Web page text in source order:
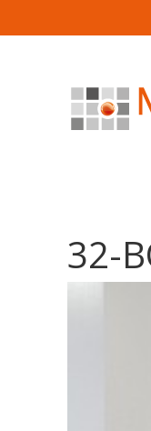
32-